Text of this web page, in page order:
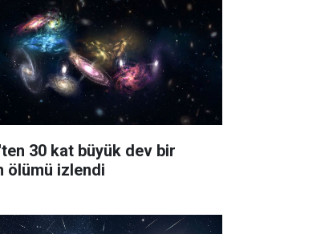
30 kat büyük dev bir
ölümü izlendi